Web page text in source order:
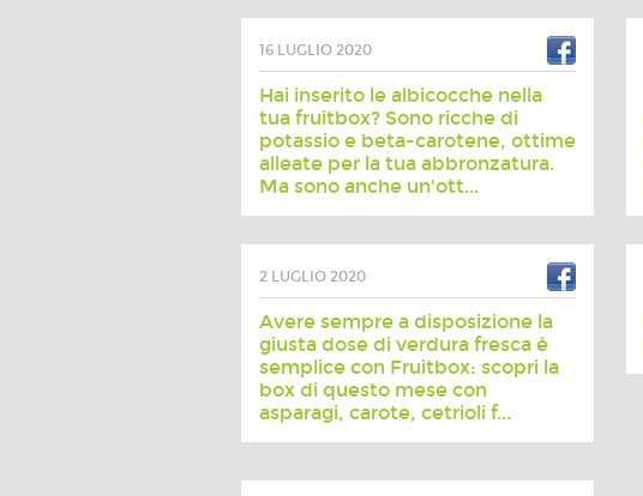
16 LUGLIO 2020
Hai inserito le albicocche nella
tua fruitbox? Sono ricche di
potassio e beta-carotene, ottime
alleate per la tua abbronzatura.
Ma sono anche un'ott...
2 LUGLIO 2020
Avere sempre a disposizione la
giusta dose di verdura fresca è
semplice con Fruitbox: scopri la
box di questo mese con
asparagi, carote, cetrioli f...